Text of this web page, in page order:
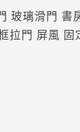
玻璃滑門 書
拉門 屏風 固